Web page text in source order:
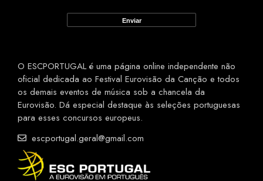
O ESCPORTUGAL é uma página online independente não
oficial dedicada ao Festival Eurovisão da Canção e todos
os demais eventos de música sob a chancela da
Eurovisão. Dá especial destaque às seleções portuguesas
para esses concursos europeus.
escportugal.geral@gmail.com